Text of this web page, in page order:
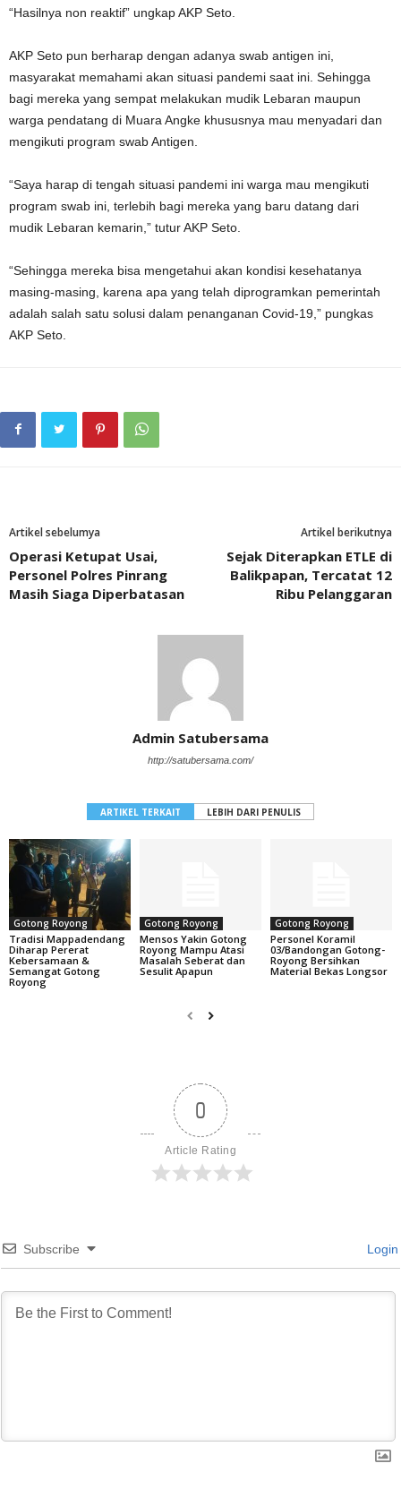
“Hasilnya non reaktif” ungkap AKP Seto.
AKP Seto pun berharap dengan adanya swab antigen ini,
masyarakat memahami akan situasi pandemi saat ini. Sehingga
bagi mereka yang sempat melakukan mudik Lebaran maupun
warga pendatang di Muara Angke khususnya mau menyadari dan
mengikuti program swab Antigen.
“Saya harap di tengah situasi pandemi ini warga mau mengikuti
program swab ini, terlebih bagi mereka yang baru datang dari
mudik Lebaran kemarin,” tutur AKP Seto.
“Sehingga mereka bisa mengetahui akan kondisi kesehatanya
masing-masing, karena apa yang telah diprogramkan pemerintah
adalah salah satu solusi dalam penanganan Covid-19,” pungkas
AKP Seto.
Artikel sebelumya
Operasi Ketupat Usai,
Personel Polres Pinrang
Masih Siaga Diperbatasan
Artikel berikutnya
Sejak Diterapkan ETLE di
Balikpapan, Tercatat 12
Ribu Pelanggaran
Admin Satubersama
http://satubersama.com/
ARTIKEL TERKAIT LEBIH DARI PENULIS
Gotong Royong
Tradisi Mappadendang
Diharap Pererat
Kebersamaan &
Semangat Gotong
Royong
Gotong Royong
Mensos Yakin Gotong
Royong Mampu Atasi
Masalah Seberat dan
Sesulit Apapun
Gotong Royong
Personel Koramil
03/Bandongan Gotong-
Royong Bersihkan
Material Bekas Longsor
0
Article Rating
Subscribe Login